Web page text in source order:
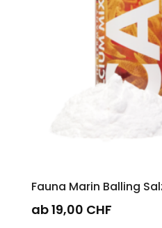
Fauna Marin Balling
ab19,00 CHF